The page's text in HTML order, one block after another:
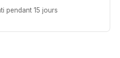
pendant 15 jours